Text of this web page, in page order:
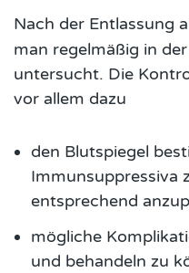
Nach der Entlassung
man regelmäßig in
untersucht. Die
vor allem dazu
den Blutspiegel
Immunsuppressiva
entsprechend
mögliche
und behandeln zu